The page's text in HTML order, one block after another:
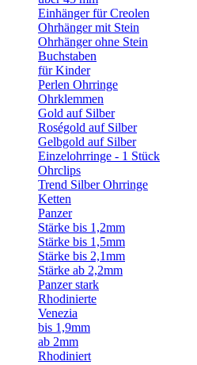
Einhänger für Creolen
Ohrhänger mit Stein
Ohrhänger ohne Stein
Buchstaben
für Kinder
Perlen Ohrringe
Ohrklemmen
Gold auf Silber
Roségold auf Silber
Gelbgold auf Silber
Einzelohrringe - 1 Stück
Ohrclips
Trend Silber Ohrringe
Ketten
Panzer
Stärke bis 1,2mm
Stärke bis 1,5mm
Stärke bis 2,1mm
Stärke ab 2,2mm
Panzer stark
Rhodinierte
Venezia
bis 1,9mm
ab 2mm
Rhodiniert